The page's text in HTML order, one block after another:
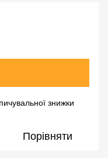
знижки
Порівняти